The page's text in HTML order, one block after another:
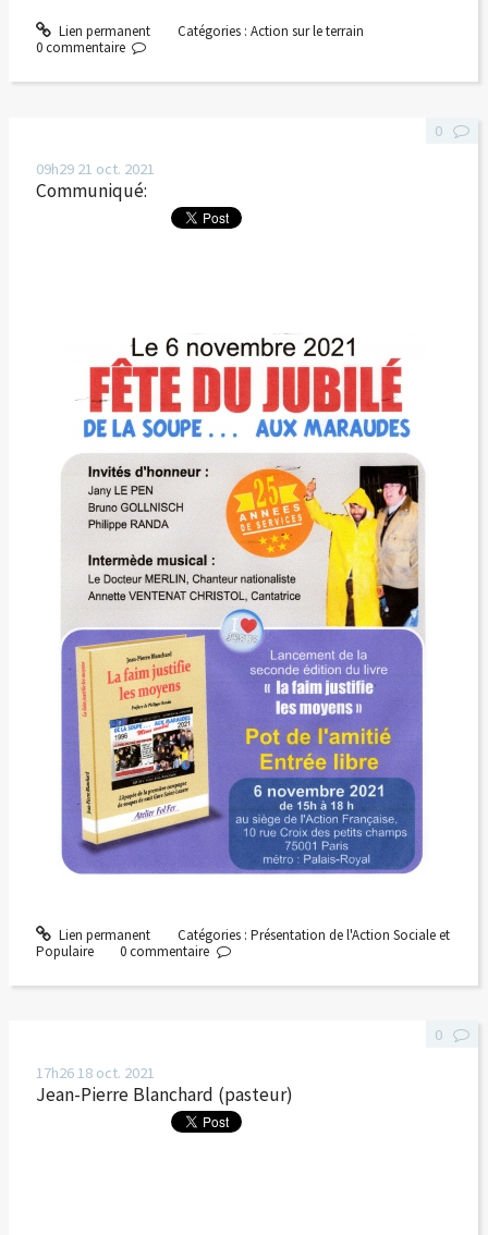
Lien permanent Catégories : Action sur le terrain
0 commentaire
09h29 21 oct. 2021
Communiqué:
Lien permanent Catégories : Présentation de l'Action Sociale et
Populaire
0
0commentaire
17h2618 oct. 2021
Jean-Pierre Blanchard (pasteur)
0